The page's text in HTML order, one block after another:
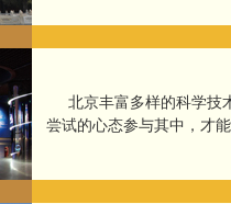
北京丰富多样的科学技
尝试的心态参与其中，